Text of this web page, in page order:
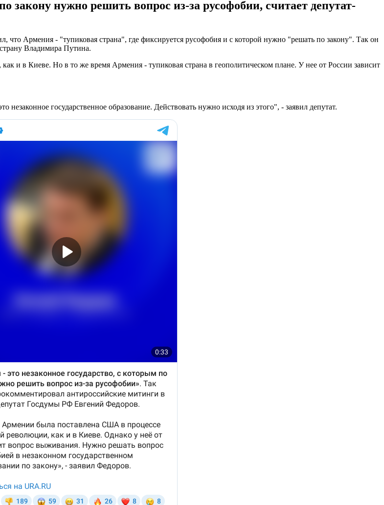
закону нужно решить вопрос из-за русофобии, считает депутат-
что Армения - "тупиковая страна", где фиксируется русофобия и с которой нужно "решать по закону". Так он
Владимира Путина.
и в Киеве. Но в то же время Армения - тупиковая страна в геополитическом плане. У нее от России зависит
государственное образование. Действовать нужно исходя из этого", - заявил депутат.